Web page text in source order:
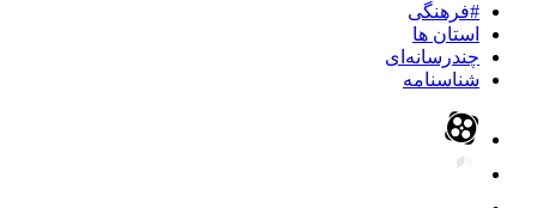
#فرهنگی
استان ها
چندرسانه‌ای
شناسنامه